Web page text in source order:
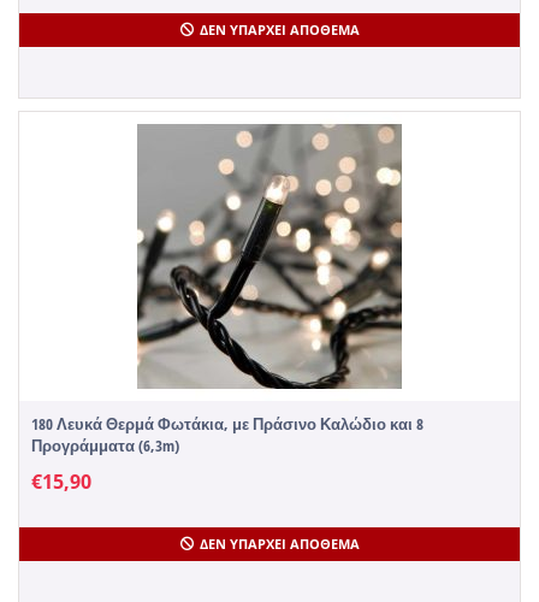
ΔΕΝ ΥΠΆΡΧΕΙ ΑΠΌΘΕΜΑ
180 Λευκά Θερμά Φωτάκια, με Πράσινο Καλώδιο και 8
Προγράμματα (6,3m)
€15,90
ΔΕΝ ΥΠΆΡΧΕΙ ΑΠΌΘΕΜΑ